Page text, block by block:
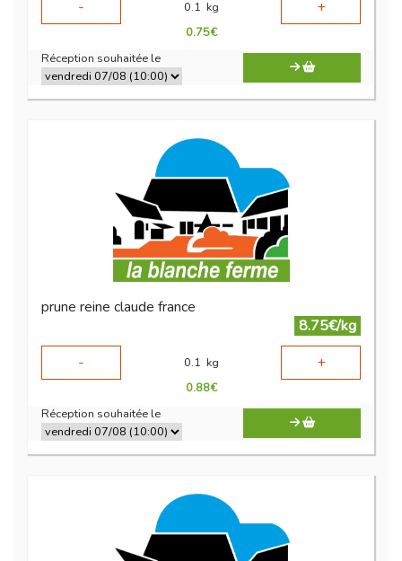
- 0.1 kg +
0.75€
Réception souhaitée le
prune reine claude france
8.75€/kg
-
0.1 kg +
0.88€
Réception souhaitée le